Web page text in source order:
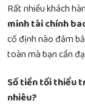
Rất nhiều khách
minh tài chính
cố định nào đảm
toàn mà bạn cần
Số tiền tối thiểu
nhiêu?